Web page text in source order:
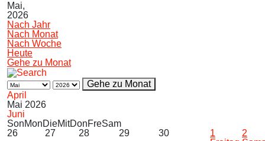
Mai,
2026
Nach Jahr
Nach Monat
Nach Woche
Heute
Gehe zu Monat
Gehe zu Monat
April
Mai 2026
Juni
SonMonDieMitDonFreSam
26
27 28 29 30
1
2